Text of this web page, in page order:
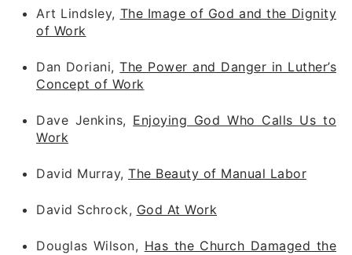
Art Lindsley, The Image of God and the Dignity
of Work
Dan Doriani,The Power and Danger in Luther’s
Concept of Work
Dave Jenkins, Enjoying God Who Calls Us to
Work
David Murray, The Beauty of Manual Labor
David Schrock, God At Work
Douglas Wilson, Has the Church Damaged the